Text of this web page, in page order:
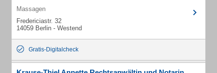
Massagen
Fredericiastr. 32
14059 Berlin - Westend
Gratis-Digitalcheck